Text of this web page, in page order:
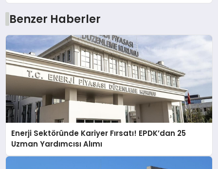
Benzer Haberler
Enerji Sektöründe Kariyer Fırsatı! EPDK’dan 25
Uzman Yardımcısı Alımı